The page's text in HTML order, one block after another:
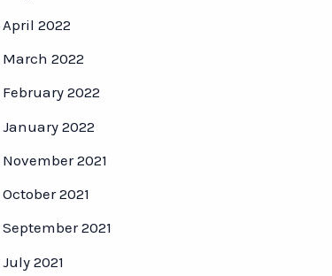
April 2022
March 2022
February 2022
January 2022
November 2021
October 2021
September 2021
July 2021